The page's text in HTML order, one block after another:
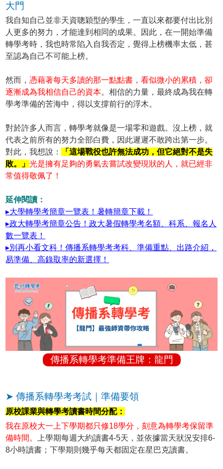
大門
我自知自己並非天資聰穎型的學生，一直以來都要付出比別
人更多的努力，才能達到相同的成果。因此，在一開始準備
轉學考時，我也時常陷入自我否定，覺得上榜機率太低，甚
至認為自己不可能上榜。
然而， 憑藉著每天多讀的那一點點書，看似微小的累積，卻
逐漸成為我相信自己的資本。相信的力量，最終成為我在轉
學考準備的苦海中，得以支撐前行的浮木。
對於許多人而言，轉學考就像是一場零和遊戲。沒上榜，就
代表之前所有的努力全部白費，因此遲遲不敢跨出第一步。
對此，我想說：
「這場戰役也許無法成功，但它絕對不是失
敗。」光是擁有足夠的勇氣去嘗試改變現狀的人，就已經非
常值得敬佩了！
延伸閱讀：
▸大學轉學考簡章一覽表！暑轉簡章下載！
▸政大轉學考簡章公告！政大暑假轉學考名額、科系、報名人
數一覽表！
▸別再小看文科！傳播系轉學考考科、準備重點、出路介紹，
易準備、高錄取率的新選擇！
傳播系轉學考準備王牌：龍門
➤ 傳播系轉學考考試｜準備要領
原校課業與轉學考讀書時間分配：
我在原校大一上下學期都只修18學分，刻意為轉學考保留準
備時間。
上學期每週大約讀書4-5天，並依據當天狀況安排6-
8小時讀書；下學期則幾乎每天都固定在星巴克讀書。